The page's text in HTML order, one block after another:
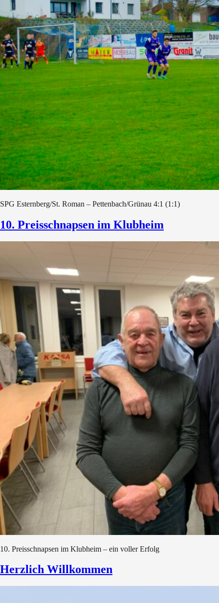
SPG Esternberg/St. Roman – Pettenbach/Grünau 4:1 (1:1)
10. Preisschnapsen im Klubheim
10. Preisschnapsen im Klubheim – ein voller Erfolg
Herzlich Willkommen